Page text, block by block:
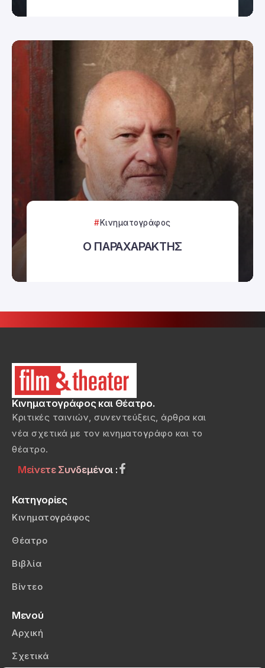
Κινηματογράφος
Ο ΠΑΡΑΧΑΡΑΚΤΗΣ
Κινηματογράφος και Θέατρο.
Κριτικές ταινιών, συνεντεύξεις, άρθρα και
νέα σχετικά με τον κινηματογράφο και το
θέατρο.
Μείνετε Συνδεμένοι :
Κατηγορίες
Κινηματογράφος
Θέατρο
Βιβλία
Βίντεο
Μενού
Αρχική
Σχετικά